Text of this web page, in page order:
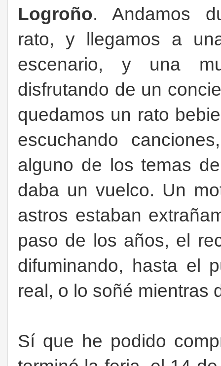
Logroño. Andamos
rato, y llegamos a
escenario, y una
disfrutando de un
quedamos un rato
escuchando
alguno de los temas
daba un vuelco. Un
astros estaban
paso de los años, el
difuminando, hasta el
real, o lo soñé mientras
Sí que he podido